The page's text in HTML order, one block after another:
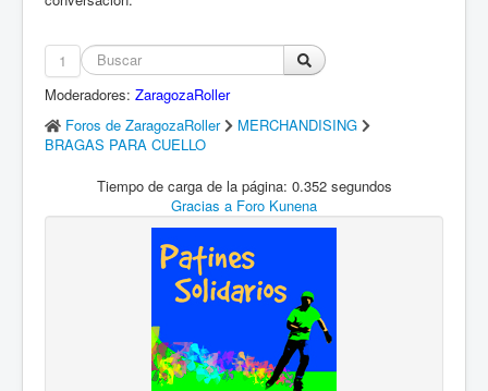
1
Moderadores: ZaragozaRoller
Foros de ZaragozaRoller
MERCHANDISING
BRAGAS PARA CUELLO
Tiempo de carga de la página: 0.352 segundos
Gracias a Foro Kunena